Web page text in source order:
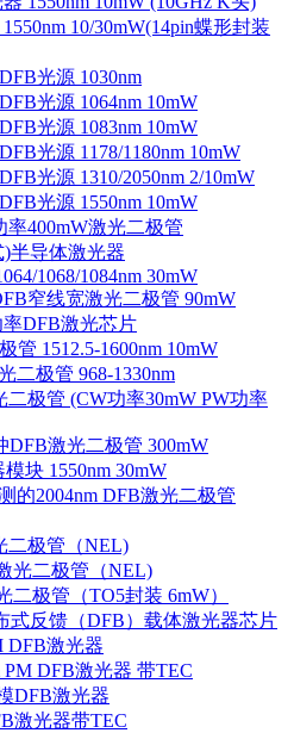
10/30mW(14pin蝶形封装
光源 1030nm
光源 1064nm 10mW
光源 1083nm 10mW
光源 1178/1180nm 10mW
光源 1310/2050nm 2/10mW
光源 1550nm 10mW
率400mW激光二极管
半导体激光器
1068/1084nm 30mW
窄线宽激光二极管 90mW
率DFB激光芯片
管 1512.5-1600nm 10mW
二极管 968-1330nm
二极管 (CW功率30mW PW功率
DFB激光二极管 300mW
块 1550nm 30mW
的2004nm DFB激光二极管
二极管（NEL)
光二极管（NEL)
二极管（TO5封装 6mW）
式反馈（DFB）载体激光器芯片
DFB激光器
PM DFB激光器 带TEC
DFB激光器
激光器带TEC